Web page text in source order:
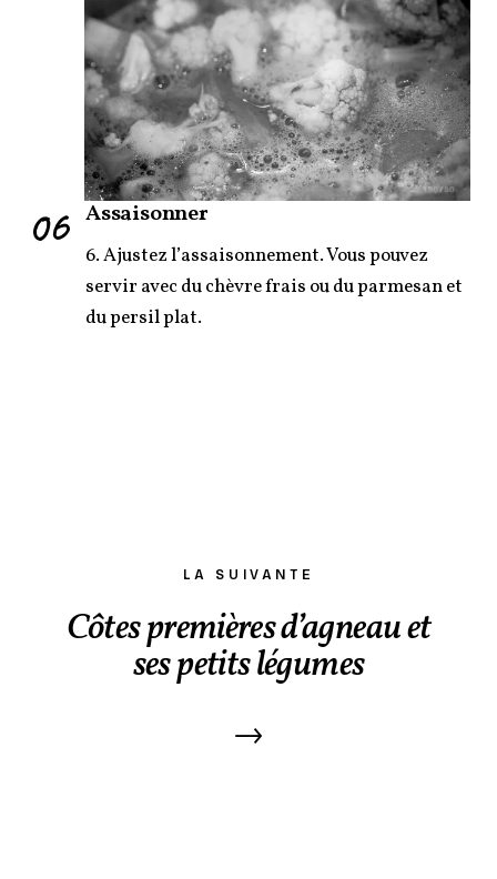
06 Assaisonner
6. Ajustez l’assaisonnement. Vous pouvez
servir avec du chèvre frais ou du parmesan et
du persil plat.
LA SUIVANTE
Côtes premières d’agneau et
ses petits légumes
→